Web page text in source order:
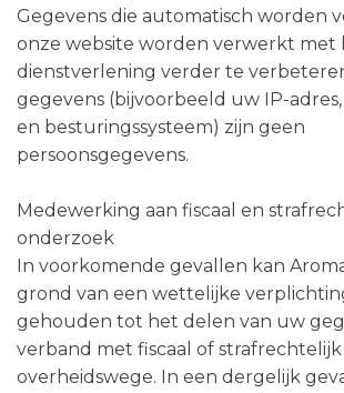
Gegevens die automatisch worden
onze website worden verwerkt met
dienstverlening verder te
gegevens (bijvoorbeeld uw IP-
en besturingssysteem) zijn geen
persoonsgegevens.
Medewerking aan fiscaal en
onderzoek
In voorkomende gevallen kan
grond van een wettelijke
gehouden tot het delen van uw
verband met fiscaal of
overheidswege. In een dergelijk